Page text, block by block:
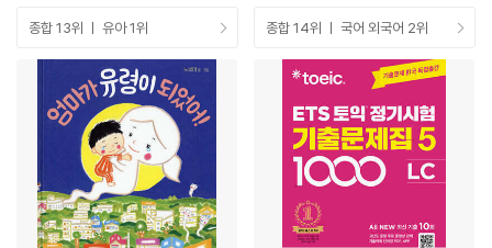
종합 13위 ㅣ 유아 1위 종합 14위 ㅣ 국어 외국어 2위